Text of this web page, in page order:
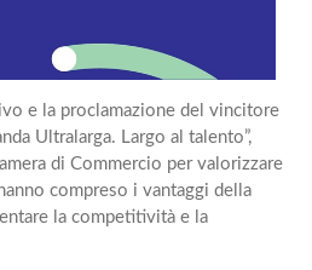
e la proclamazione del vincitore
Ultralarga. Largo al talento”,
di Commercio per valorizzare
compreso i vantaggi della
la competitività e la